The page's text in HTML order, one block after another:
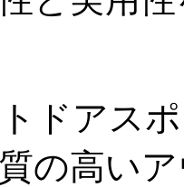
ドアス
の高い